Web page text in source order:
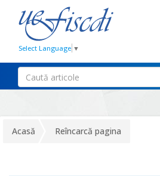
Select Language ▼
Acasă Reîncarcă pagina